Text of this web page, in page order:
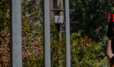
extraordinaire de